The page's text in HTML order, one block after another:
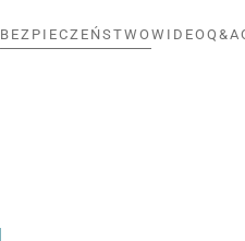
BEZPIECZEŃSTWOWIDEOQ&A